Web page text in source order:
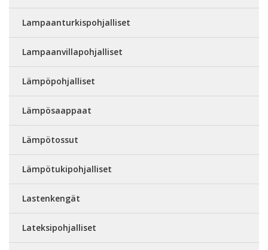
Lampaanturkispohjalliset
Lampaanvillapohjalliset
Lämpöpohjalliset
Lämpösaappaat
Lämpötossut
Lämpötukipohjalliset
Lastenkengät
Lateksipohjalliset